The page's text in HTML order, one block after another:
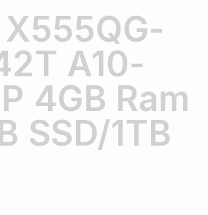
A10-
4GB Ram
SSD/1TB